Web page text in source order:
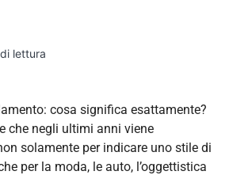
lettura
cosa significa esattamente?
che negli ultimi anni viene
solamente per indicare uno stile di
per la moda, le auto, l’oggettistica